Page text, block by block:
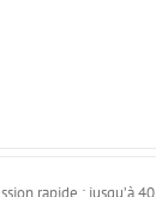
rapide : jusqu’à 40